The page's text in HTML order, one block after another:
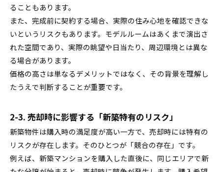
ることもあります。
また、完成前に契約する場合、実際の住み心地を確認できな
いというリスクもあります。モデルルームはあくまで演出さ
れた空間であり、実際の眺望や日当たり、周辺環境とは異な
る場合があります。
価格の高さは単なるデメリットではなく、その背景を理解し
たうえで判断することが重要です。
2-3. 売却時に影響する「新築特有のリスク」
新築物件は購入時の満足度が高い一方で、売却時には特有の
リスクが存在します。そのひとつが「競合の存在」です。
例えば、新築マンションを購入した直後に、同じエリアで新